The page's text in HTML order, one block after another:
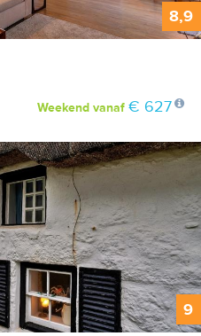
8,9
Weekendvanaf € 627
9